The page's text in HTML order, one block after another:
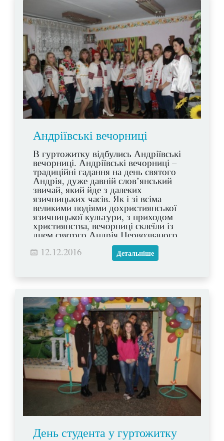
Андріївські вечорниці
В гуртожитку відбулись Андріївські
вечорниці. Андріївські вечорниці –
традиційні гадання на день святого
Андрія, дуже давній слов’янський
звичай, який йде з далеких
язичницьких часів. Як і зі всіма
великими подіями дохристиянської
язичницької культури, з приходом
християнства, вечорниці склеїли із
днем святого Андрія Первозваного,
одного з дванадцяти апостолів
Христа.
12.12.2016 Детальніше
День студента у гуртожитку